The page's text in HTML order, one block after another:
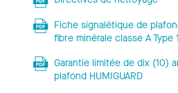
Fiche signalétique de
fibre minérale classe A Type 1
Garantie limitée de dix (10)
plafond HUMIGUARD